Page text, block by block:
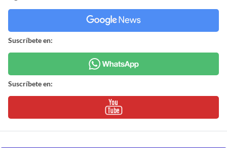
Suscríbete en:
Suscríbete en: